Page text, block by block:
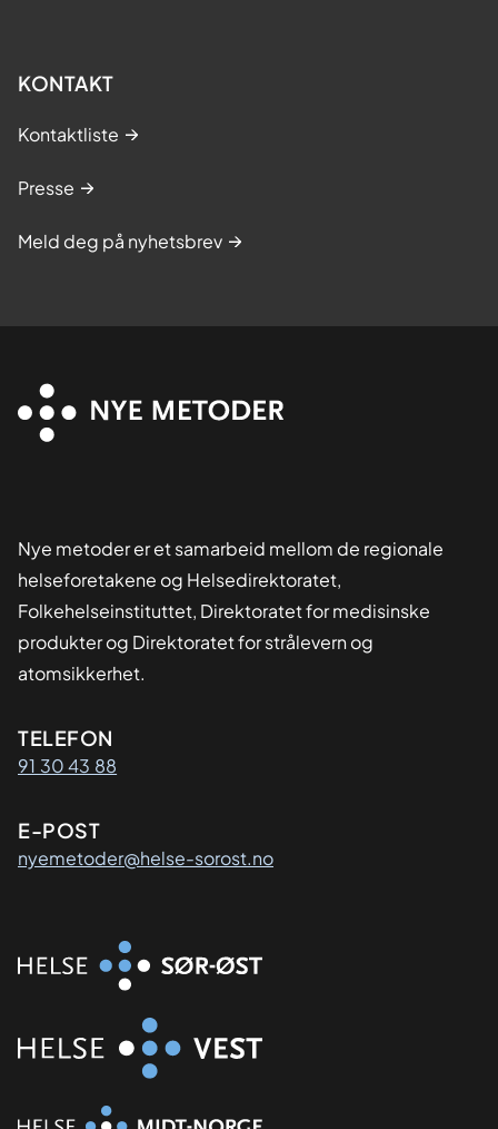
KONTAKT
Kontaktliste
Presse
Meld deg på nyhetsbrev
Nye metoder er et samarbeid mellom de regionale
helseforetakene og Helsedirektoratet,
Folkehelseinstituttet, Direktoratet for medisinske
produkter og Direktoratet for strålevern og
atomsikkerhet.
Kontaktinformasjon
TELEFON
91 30 43 88
E-POST
nyemetoder@helse-sorost.no
Organisasjon